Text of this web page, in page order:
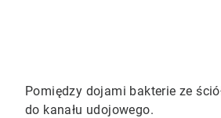
Pomiędzy dojami bakterie ze
do kanału udojowego.